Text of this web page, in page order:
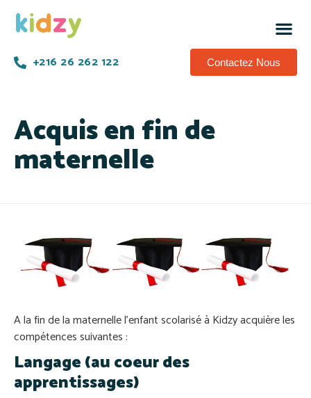
+216 26 262 122 Contactez Nous
Acquis en fin de
maternelle
A la fin de la maternelle l’enfant scolarisé à Kidzy acquière les
compétences suivantes :
Langage (au coeur des
apprentissages)